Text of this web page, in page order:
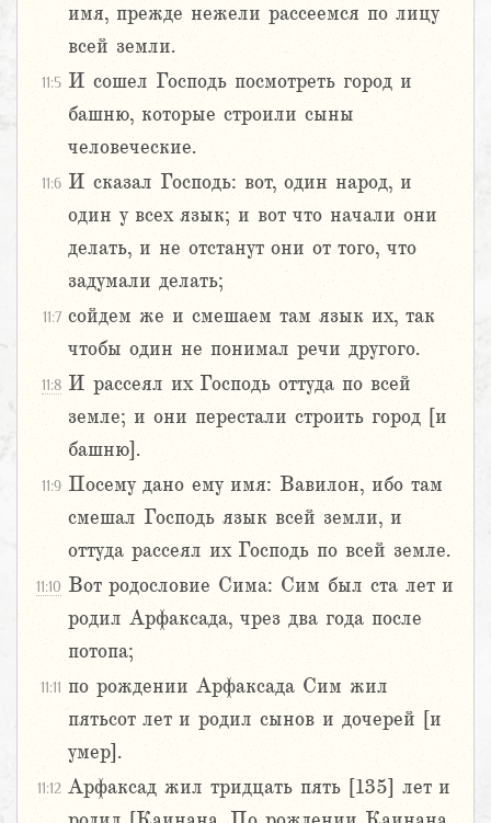
имя, прежде нежели рассеемся по лицу
всей земли.
11:5 И сошел Господь посмотреть город и
башню, которые строили сыны
человеческие.
11:6 И сказал Господь: вот, один народ, и
один у всех язык; и вот что начали они
делать, и не отстанут они от того, что
задумали делать;
11:7 сойдем же и смешаем там язык их, так
чтобы один не понимал речи другого.
11:8 И рассеял их Господь оттуда по всей
земле; и они перестали строить город [и
башню].
11:9 Посему дано ему имя: Вавилон, ибо там
смешал Господь язык всей земли, и
оттуда рассеял их Господь по всей земле.
11:10 Вот родословие Сима: Сим был ста лет и
родил Арфаксада, чрез два года после
потопа;
11:11 по рождении Арфаксада Сим жил
пятьсот лет и родил сынов и дочерей [и
умер].
11:12 Арфаксад жил тридцать пять [135] лет и